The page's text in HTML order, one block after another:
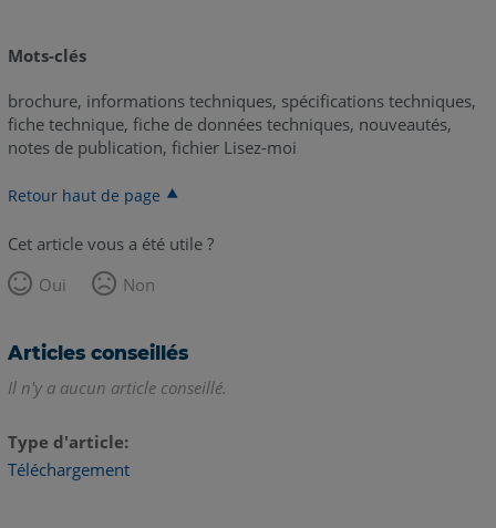
Mots-clés
brochure, informations techniques, spécifications techniques,
fiche technique, fiche de données techniques, nouveautés,
notes de publication, fichier Lisez-moi
Retour haut de page
Cet article vous a été utile ?
Oui
Non
Articles conseillés
Il n'y a aucun article conseillé.
Type d'article
Téléchargement